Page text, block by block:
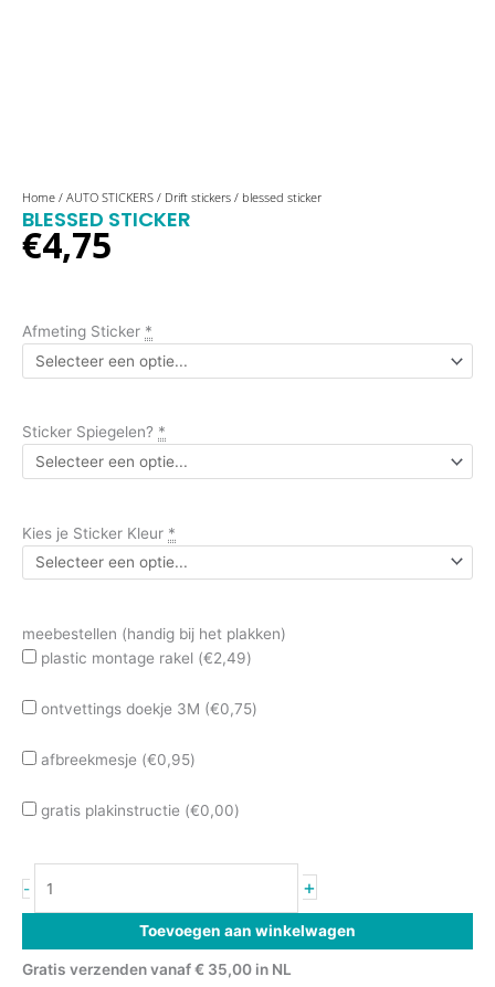
Home / AUTO STICKERS / Drift stickers / blessed sticker
BLESSED STICKER
€4,75
Afmeting Sticker *
Sticker Spiegelen? *
Kies je Sticker Kleur *
meebestellen (handig bij het plakken)
plastic montage rakel (€2,49)
ontvettings doekje 3M (€0,75)
afbreekmesje (€0,95)
gratis plakinstructie (€0,00)
-
blessed
sticker
aantal
+
Toevoegen aan winkelwagen
Gratis verzenden vanaf € 35,00 in NL